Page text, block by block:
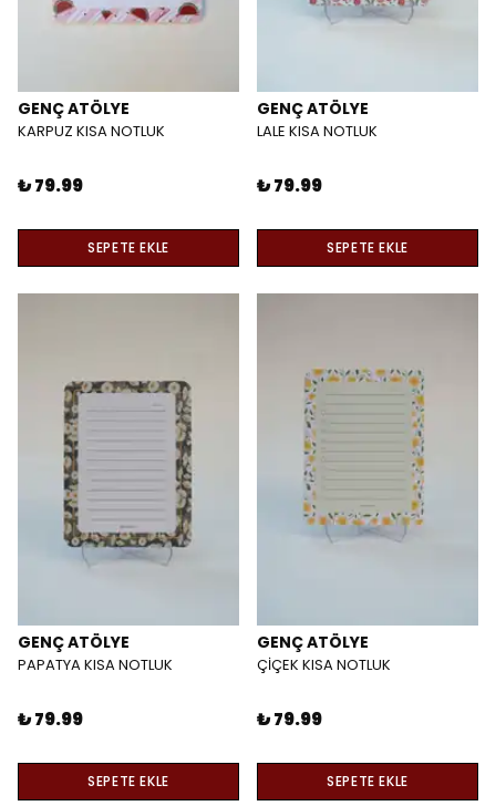
GENÇ ATÖLYE
KARPUZ KISA NOTLUK
₺ 79.99
SEPETE EKLE
GENÇ ATÖLYE
LALE KISA NOTLUK
₺ 79.99
SEPETE EKLE
GENÇ ATÖLYE
PAPATYA KISA NOTLUK
₺ 79.99
SEPETE EKLE
GENÇ ATÖLYE
ÇİÇEK KISA NOTLUK
₺ 79.99
SEPETE EKLE